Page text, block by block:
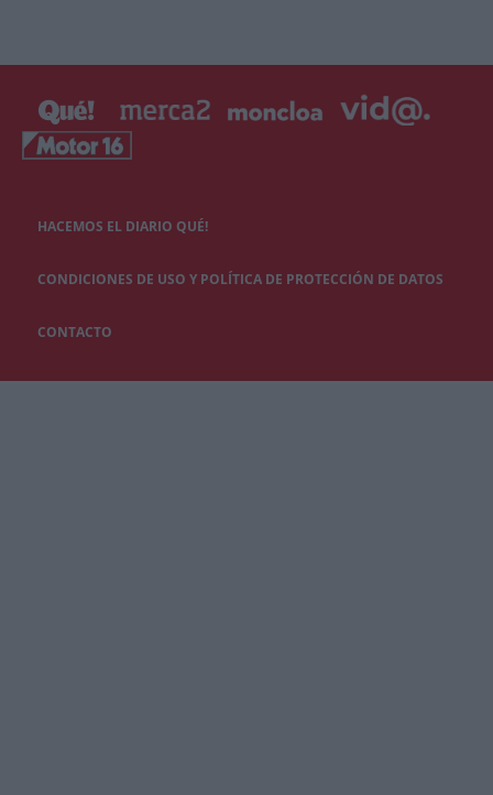
HACEMOS EL DIARIO QUÉ!
CONDICIONES DE USO Y POLÍTICA DE PROTECCIÓN DE DATOS
CONTACTO